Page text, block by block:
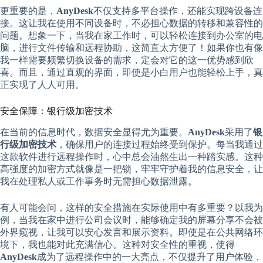
更重要的是， AnyDesk不仅支持多平台操作，还能实现跨设备连
接。这让我在使用不同设备时，不必担心数据的转移和兼容性的
问题。想象一下，当我在家工作时，可以轻松连接到办公室的电
脑，进行文件传输和远程协助，这简直太方便了！如果你也有像
我一样需要频繁切换设备的需求，定会对它的这一优势感到欣
喜。而且，通过直观的界面，即使是小白用户也能轻松上手，真
正实现了人人可用。
安全保障：银行级加密技术
在当前的信息时代，数据安全显得尤为重要。 AnyDesk采用了银
行级加密技术 ，确保用户的连接过程始终受到保护。每当我通过
这款软件进行远程操作时，心中总会油然生出一种踏实感。这种
高强度的加密方式就像是一把锁，牢牢守护着我的信息安全，让
我在处理私人或工作事务时无需担心数据泄露。
有人可能会问，这样的安全措施在实际使用中有多重要？以我为
例，当我在家中进行公司会议时，能够确定我的屏幕分享不会被
外界窥视，让我可以安心发言和展示资料。即使是在公共网络环
境下，我也能对此充满信心。这种对安全性的重视，使得
AnyDesk成为了远程操作中的一大亮点，不仅提升了用户体验，